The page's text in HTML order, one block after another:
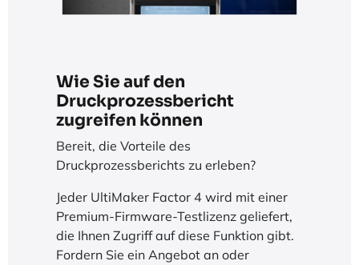
Wie Sie auf den
Druckprozessbericht
zugreifen können
Bereit, die Vorteile des
Druckprozessberichts zu erleben?
Jeder UltiMaker Factor 4 wird mit einer
Premium-Firmware-Testlizenz geliefert,
die Ihnen Zugriff auf diese Funktion gibt.
Fordern Sie ein Angebot an oder